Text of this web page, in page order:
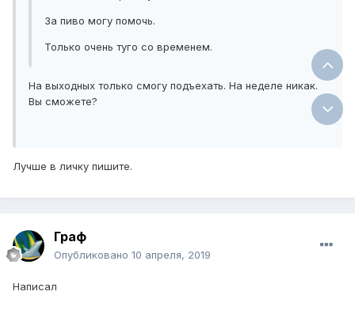
За пиво могу помочь.
Только очень туго со временем.
На выходных только смогу подъехать. На неделе никак.
Вы сможете?
Лучше в личку пишите.
Граф
Опубликовано 10 апреля, 2019
Написал